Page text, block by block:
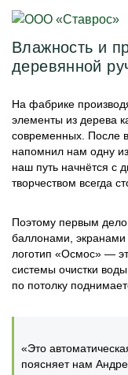
Влажность и
деревянной
На фабрике
элементы из дерева
современных. После
напомнил нам одну
наш путь начнётся с
творчеством всегда
Поэтому первым
баллонами,
логотип «Осмос» —
системы очистки
по потолку
«Это
поясняет нам